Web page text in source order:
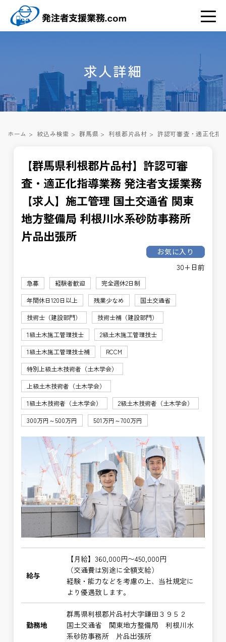
求人詳細
ホーム > 絞込み検索 > 群馬県 > 利根郡片品村 > 許認可審査・適正化指
【群馬県利根郡片品村】許認可審
査・適正化指導業務 発注者支援業務
【求人】施工管理 国土交通省 関東
地方整備局 利根川水系砂防事務所
片品出張所
お気に入り
30+日前
急募 経験者歓迎
完全週休2日制
年間休日120日以上
残業少なめ
国土交通省
技術士（建設部門）
技術士補（建設部門）
1級土木施工管理技士
2級土木施工管理技士
1級土木施工管理技士補
RCCM
特別上級土木技術者（土木学会）
上級土木技術者（土木学会）
1級土木技術者（土木学会）
2級土木技術者（土木学会）
300万円～500万円
501万円～700万円
給与
【月給】360,000円〜450,000円
（交通費は別途に全額支給）
経験・能力などを考慮の上、当社規定に
より優遇致します。
勤務地
群馬県利根郡片品村大字鎌田３９５２
国土交通省 関東地方整備局 利根川水
系砂防事務所 片品出張所